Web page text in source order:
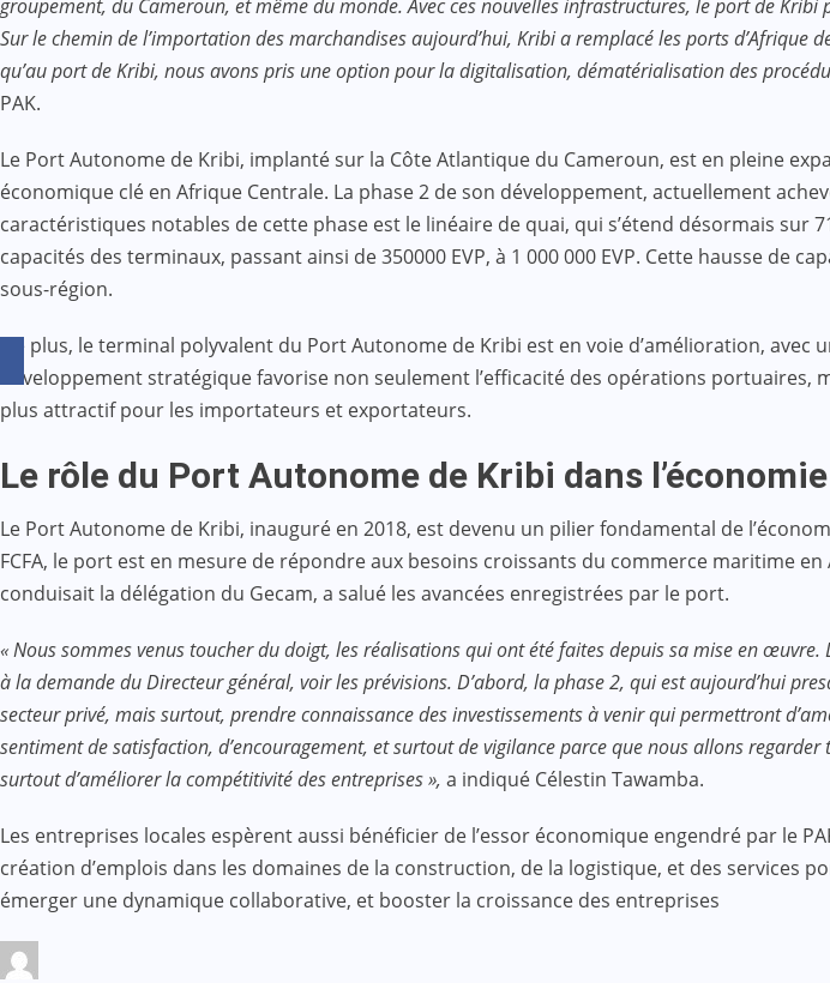
groupement, du Cameroun, et même du monde. Avec ces nouvelles infrastructures, le port de
Sur le chemin de l’importation des marchandises aujourd’hui, Kribi a remplacé les ports d’Afrique
qu’au port de Kribi, nous avons pris une option pour la digitalisation, dématérialisation des
PAK.
Le Port Autonome de Kribi, implanté sur la Côte Atlantique du Cameroun, est en pleine
économique clé en Afrique Centrale. La phase 2 de son développement, actuellement
caractéristiques notables de cette phase est le linéaire de quai, qui s’étend désormais
capacités des terminaux, passant ainsi de 350000 EVP, à 1 000 000 EVP. Cette hausse
sous-région.
De plus, le terminal polyvalent du Port Autonome de Kribi est en voie d’amélioration, avec
développement stratégique favorise non seulement l’efficacité des opérations
plus attractif pour les importateurs et exportateurs.
Le rôle du Port Autonome de Kribi dans
Le Port Autonome de Kribi, inauguré en 2018, est devenu un pilier fondamental de
FCFA, le port est en mesure de répondre aux besoins croissants du commerce maritime
conduisait la délégation du Gecam, a salué les avancées enregistrées par le port.
« Nous sommes venus toucher du doigt, les réalisations qui ont été faites depuis sa mise en
à la demande du Directeur général, voir les prévisions. D’abord, la phase 2, qui est aujourd’hui
secteur privé, mais surtout, prendre connaissance des investissements à venir qui permettront
sentiment de satisfaction, d’encouragement, et surtout de vigilance parce que nous allons
surtout d’améliorer la compétitivité des entreprises », a indiqué Célestin Tawamba.
Les entreprises locales espèrent aussi bénéficier de l’essor économique engendré par le
création d’emplois dans les domaines de la construction, de la logistique, et des services
émerger une dynamique collaborative, et booster la croissance des entreprises